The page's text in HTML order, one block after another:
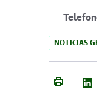
NOTICIAS